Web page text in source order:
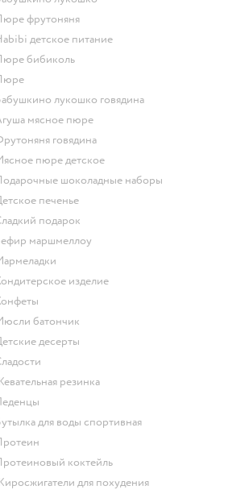
пюре фрутоняня
habibi детское питание
пюре бибиколь
пюре
бабушкино лукошко говядина
агуша мясное пюре
фрутоняня говядина
мясное пюре детское
подарочные шоколадные наборы
детское печенье
сладкий подарок
зефир маршмеллоу
мармеладки
кондитерское изделие
конфеты
мюсли батончик
детские десерты
сладости
жевательная резинка
леденцы
Бутылка для воды спортивная
Протеин
Протеиновый коктейль
Жиросжигатели для похудения